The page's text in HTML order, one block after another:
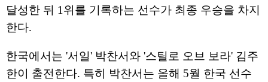
달성한 뒤 1위를 기록하는 선수가 최종 우승을 차지
한다.
한국에서는 '서일' 박찬서와 '스틸로 오브 보라' 김주
한이 출전한다. 특히 박찬서는 올해 5월 한국 선수